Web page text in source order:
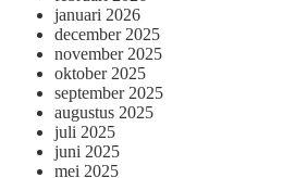
januari 2026
december 2025
november 2025
oktober 2025
september 2025
augustus 2025
juli 2025
juni 2025
mei 2025